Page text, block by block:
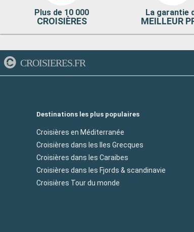
Plus de 10 000
CROISIÈRES
La garantie
MEILLEUR
CROISIERES.FR
Destinations les plus populaires
Croisières en Méditerranée
Croisières dans les Iles Grecques
Croisières dans les Caraibes
Croisières dans les Fjords & scandinavie
Croisières Tour du monde